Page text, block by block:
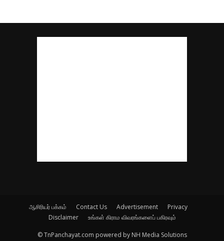
ஆசிரியர் பக்கம் Contact Us Advertisement
Privacy
Disclaimer
உங்கள் கிராம விவரங்களைப் பகிரவும்
© TnPanchayat.com powered by NH Media Solutions